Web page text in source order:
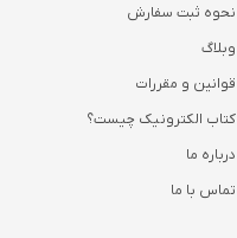
نحوه ثبت سفارش
وبلاگ
قوانین و مقررات
کتاب الکترونیک چیست؟
درباره ما
تماس با ما